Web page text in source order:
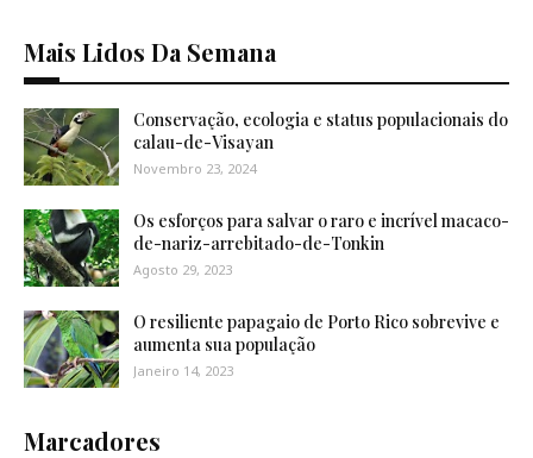
Mais Lidos Da Semana
Conservação, ecologia e status populacionais do
calau-de-Visayan
Novembro 23, 2024
Os esforços para salvar o raro e incrível macaco-
de-nariz-arrebitado-de-Tonkin
Agosto 29, 2023
O resiliente papagaio de Porto Rico sobrevive e
aumenta sua população
Janeiro 14, 2023
Marcadores